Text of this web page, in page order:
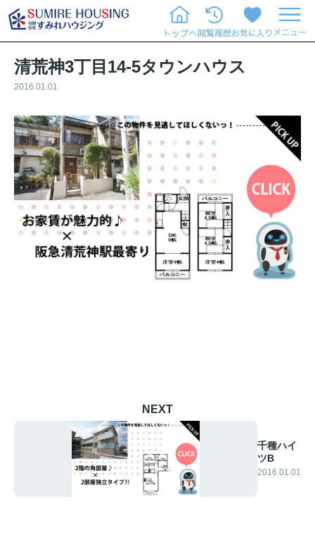
清荒神3丁目14-5タウンハウス
2016.01.01
NEXT
千種ハイ
ツB
2016.01.01